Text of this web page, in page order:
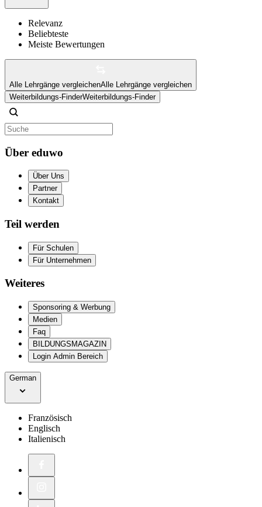
Relevanz
Beliebteste
Meiste Bewertungen
Alle Lehrgänge vergleichenAlle Lehrgänge vergleichen
Weiterbildungs-FinderWeiterbildungs-Finder
Über eduwo
Über Uns
Partner
Kontakt
Teil werden
Für Schulen
Für Unternehmen
Weiteres
Sponsoring & Werbung
Medien
Faq
BILDUNGSMAGAZIN
Login Admin Bereich
German
Französisch
Englisch
Italienisch